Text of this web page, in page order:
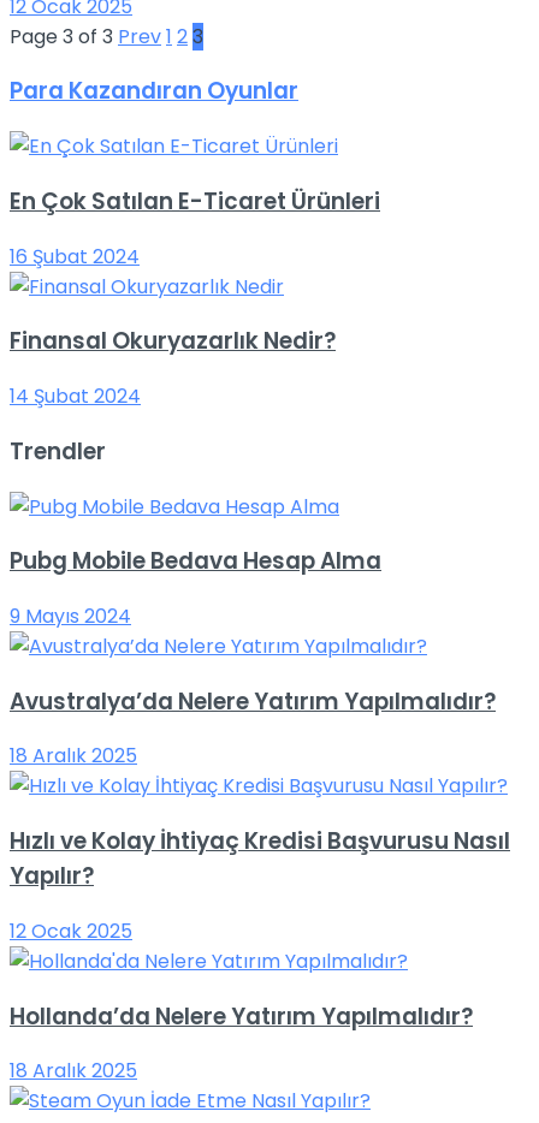
12 Ocak 2025
Page 3 of 3 Prev1 23
Para Kazandıran Oyunlar
En Çok Satılan E-Ticaret Ürünleri
16 Şubat 2024
Finansal Okuryazarlık Nedir?
14 Şubat 2024
Trendler
Pubg Mobile Bedava Hesap Alma
9 Mayıs 2024
Avustralya’da Nelere Yatırım Yapılmalıdır?
18 Aralık 2025
Hızlı ve Kolay İhtiyaç Kredisi Başvurusu Nasıl
Yapılır?
12 Ocak 2025
Hollanda’da Nelere Yatırım Yapılmalıdır?
18 Aralık 2025